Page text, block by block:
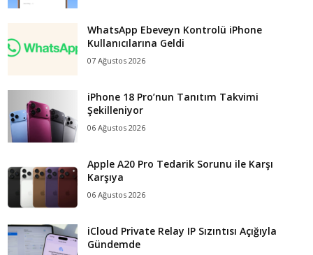
WhatsApp Ebeveyn Kontrolü iPhone
Kullanıcılarına Geldi
07 Ağustos 2026
iPhone 18 Pro’nun Tanıtım Takvimi
Şekilleniyor
06 Ağustos 2026
Apple A20 Pro Tedarik Sorunu ile Karşı
Karşıya
06 Ağustos 2026
iCloud Private Relay IP Sızıntısı Açığıyla
Gündemde